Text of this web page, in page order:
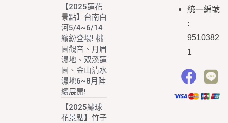
【2025蓮花
景點】台南白
河5/4~6/14
繽紛登場! 桃
園觀音、月眉
濕地、双溪蓮
園、金山清水
濕地6~8月陸
續展開!
【2025繡球
花景點】竹子
統一編號
:
9510382
1